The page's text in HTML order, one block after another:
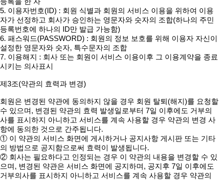
5. 이용자번호(ID) : 회원 식별과 회원의 서비스 이용을 위하여 이용
자가 선정하고 회사가 승인하는 영문자와 숫자의 조합(하나의 주민
등록번호에 하나의 ID만 발급 가능함)
6. 패스워드(PASSWORD) : 회원의 정보 보호를 위해 이용자 자신이
설정한 영문자와 숫자, 특수문자의 조합
7. 이용해지 : 회사 또는 회원이 서비스 이용이후 그 이용계약을 종료
시키는 의사표시
제3조(약관의 효력과 변경)
회원은 변경된 약관에 동의하지 않을 경우 회원 탈퇴(해지)를 요청할
수 있으며, 변경된 약관의 효력 발생일로부터 7일 이후에도 거부의
사를 표시하지 아니하고 서비스를 계속 사용할 경우 약관의 변경 사
항에 동의한 것으로 간주됩니다.
① 이 약관의 서비스 화면에 게시하거나 공지사항 게시판 또는 기타
의 방법으로 공지함으로써 효력이 발생됩니다.
② 회사는 필요하다고 인정되는 경우 이 약관의 내용을 변경할 수 있
으며, 변경된 약관은 서비스 화면에 공지하며, 공지후 7일 이후에도
거부의사를 표시하지 아니하고 서비스를 계속 사용할 경우 약관의